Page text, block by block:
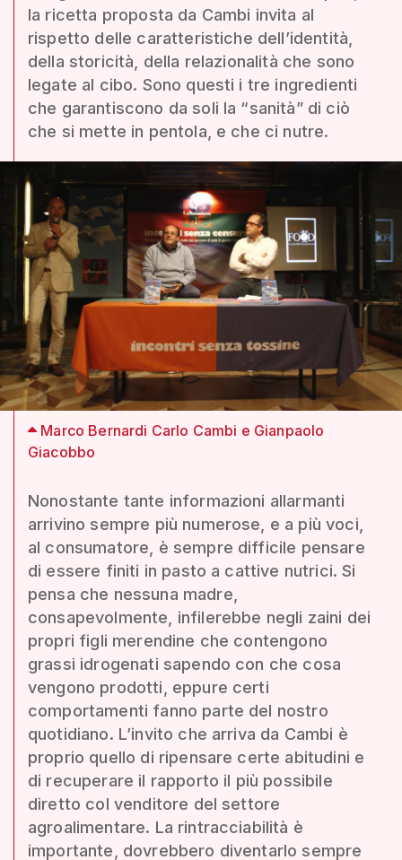
la ricetta proposta da Cambi invita al
rispetto delle caratteristiche dell’identità,
della storicità, della relazionalità che sono
legate al cibo. Sono questi i tre ingredienti
che garantiscono da soli la “sanità” di ciò
che si mette in pentola, e che ci nutre.
Marco Bernardi Carlo Cambi e Gianpaolo
Giacobbo
Nonostante tante informazioni allarmanti
arrivino sempre più numerose, e a più voci,
al consumatore, è sempre difficile pensare
di essere finiti in pasto a cattive nutrici. Si
pensa che nessuna madre,
consapevolmente, infilerebbe negli zaini dei
propri figli merendine che contengono
grassi idrogenati sapendo con che cosa
vengono prodotti, eppure certi
comportamenti fanno parte del nostro
quotidiano. L’invito che arriva da Cambi è
proprio quello di ripensare certe abitudini e
di recuperare il rapporto il più possibile
diretto col venditore del settore
agroalimentare. La rintracciabilità è
importante, dovrebbero diventarlo sempre